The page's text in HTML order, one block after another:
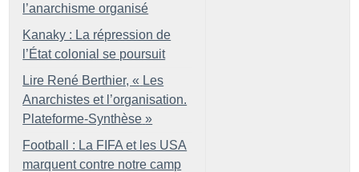
l’anarchisme organisé
Kanaky : La répression de
l’État colonial se poursuit
Lire René Berthier, « Les
Anarchistes et l’organisation.
Plateforme-Synthèse »
Football : La FIFA et les USA
marquent contre notre camp